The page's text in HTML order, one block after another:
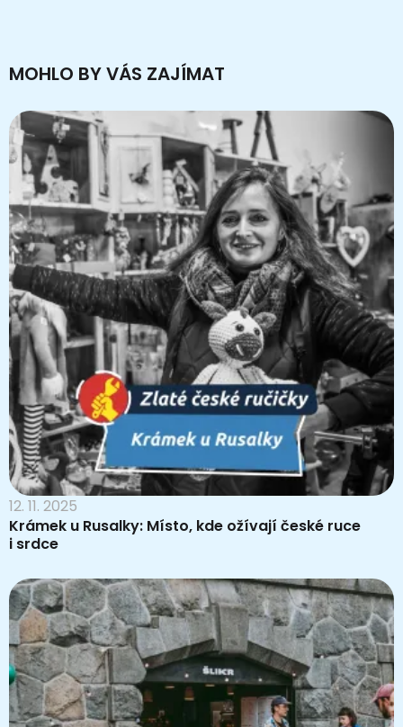
MOHLO BY VÁS ZAJÍMAT
12. 11. 2025
Krámek u Rusalky: Místo, kde ožívají české ruce
i srdce